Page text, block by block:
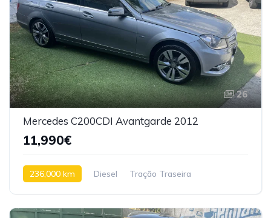
26
Mercedes C200CDI Avantgarde 2012
11,990€
236,000 km Diesel Tração Traseira